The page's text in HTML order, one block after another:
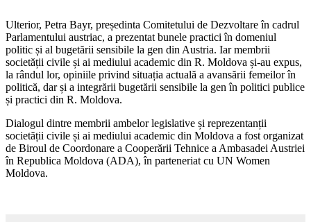
Ulterior, Petra Bayr, președinta Comi­tetului de Dezvoltare în cadrul
Parlamen­tului austriac, a prezentat bunele practici în domeniul
politic și al bugetării sensibile la gen din Austria. Iar membrii
societății civile și ai mediului academic din R. Mol­dova și-au expus,
la rândul lor, opiniile privind situația actuală a avansării feme­ilor în
politică, dar și a integrării bugetării sensibile la gen în politici publice
și prac­tici din R. Moldova.
Dialogul dintre membrii ambelor legis­lative și reprezentanții
societății civile și ai mediului academic din Moldova a fost organizat
de Biroul de Coordonare a Co­operării Tehnice a Ambasadei Austriei
în Republica Moldova (ADA), în parteneriat cu UN Women
Moldova.